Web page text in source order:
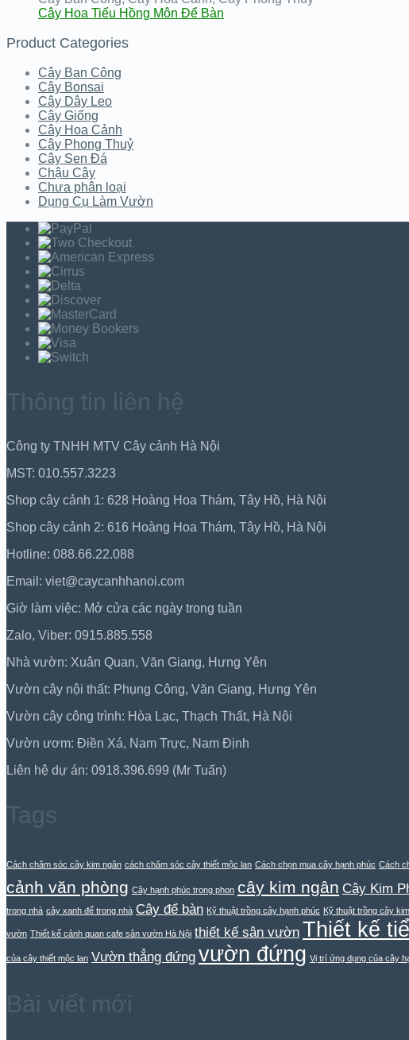
Cây Hoa Tiểu Hồng Môn Để Bàn
Product Categories
Cây Ban Công
Cây Bonsai
Cây Dây Leo
Cây Giống
Cây Hoa Cảnh
Cây Phong Thuỷ
Cây Sen Đá
Chậu Cây
Chưa phân loại
Dụng Cụ Làm Vườn
Thông tin liên hệ
Công ty TNHH MTV Cây cảnh Hà Nội
MST: 010.557.3223
Shop cây cảnh 1: 628 Hoàng Hoa Thám, Tây Hồ, Hà Nội
Shop cây cảnh 2: 616 Hoàng Hoa Thám, Tây Hồ, Hà Nội
Hotline: 088.66.22.088
Email: viet@caycanhhanoi.com
Giờ làm việc: Mở cửa các ngày trong tuần
Zalo, Viber: 0915.885.558
Nhà vườn: Xuân Quan, Văn Giang, Hưng Yên
Vườn cây nội thất: Phụng Công, Văn Giang, Hưng Yên
Vườn cây công trình: Hòa Lạc, Thạch Thất, Hà Nội
Vườn ươm: Điền Xá, Nam Trực, Nam Định
Liên hệ dự án: 0918.396.699 (Mr Tuấn)
Tags
Cách chăm sóc cây kim ngân cách chăm sóc cây thiết mộc lan Cách chọn mua cây hạnh phúc Cách
cảnh văn phòng Cây hạnh phúc trong phon cây kim ngân Cây Kim
trong nhà cây xanh để trong nhà Cây để bàn Kỹ thuật trồng cây hạnh phúc Kỹ thuật trồng cây
vườn Thiết kế cảnh quan cafe sân vườn Hà Nội thiết kế sân vườn Thiết kế
của cây thiết mộc lan Vườn thẳng đứng vườn đứng Vị trí ứng dụng của cây
Bài viết mới